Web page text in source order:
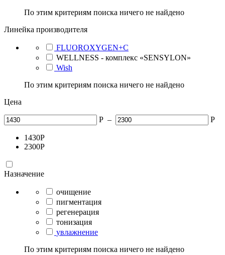
По этим критериям поиска ничего не найдено
Линейка производителя
FLUOROXYGEN+C
WELLNESS - комплекс «SENSYLON»
Wish
По этим критериям поиска ничего не найдено
Цена
Р – Р
1430Р
2300Р
Назначение
очищение
пигментация
регенерация
тонизация
увлажнение
По этим критериям поиска ничего не найдено